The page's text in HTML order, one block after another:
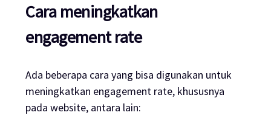
Cara meningkatkan
engagement rate
Ada beberapa cara yang bisa digunakan untuk
meningkatkan engagement rate, khususnya
padawebsite, antara lain: